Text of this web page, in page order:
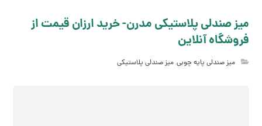
میز صندلی پلاستیکی مدرن- خرید ارزان قیمت از
فروشگاه آنلاین
میز صندلی پایه چوبی,میز صندلی پلاستیکی